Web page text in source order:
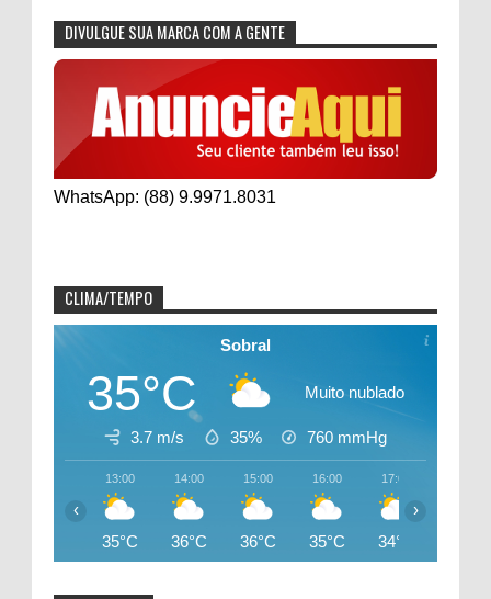
DIVULGUE SUA MARCA COM A GENTE
WhatsApp: (88) 9.9971.8031
CLIMA/TEMPO
Sobral
35°C Muito nublado
3.7 m/s 35% 760 mmHg
13:00
35°C
14:00
36°C
15:00
36°C
16:00
35°C
17:00
34°C
‹ ›